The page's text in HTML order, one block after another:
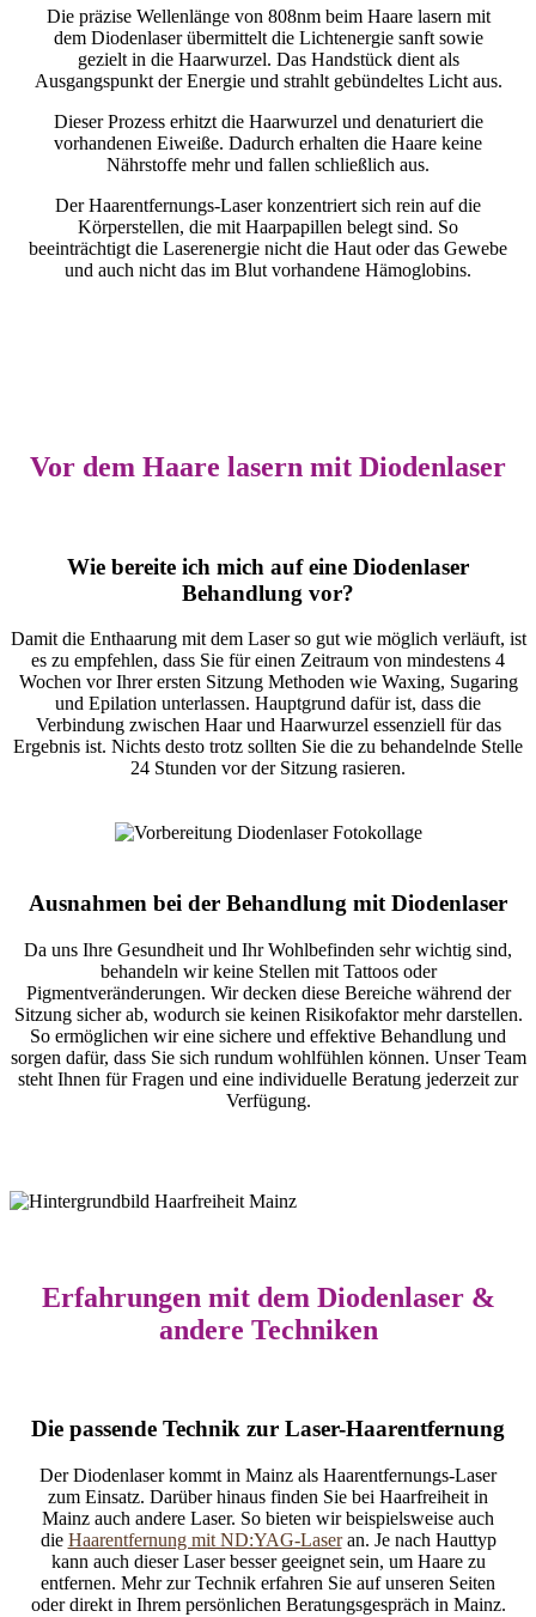
Die präzise Wellenlänge von 808nm beim Haare lasern mit
dem Diodenlaser übermittelt die Lichtenergie sanft sowie
gezielt in die Haarwurzel. Das Handstück dient als
Ausgangspunkt der Energie und strahlt gebündeltes Licht aus.
Dieser Prozess erhitzt die Haarwurzel und denaturiert die
vorhandenen Eiweiße. Dadurch erhalten die Haare keine
Nährstoffe mehr und fallen schließlich aus.
Der Haarentfernungs-Laser konzentriert sich rein auf die
Körperstellen, die mit Haarpapillen belegt sind. So
beeinträchtigt die Laserenergie nicht die Haut oder das Gewebe
und auch nicht das im Blut vorhandene Hämoglobins.
Vor dem Haare lasern mit Diodenlaser
Wie bereite ich mich auf eine Diodenlaser
Behandlung vor?
Damit die Enthaarung mit dem Laser so gut wie möglich verläuft, ist
es zu empfehlen, dass Sie für einen Zeitraum von mindestens 4
Wochen vor Ihrer ersten Sitzung Methoden wie Waxing, Sugaring
und Epilation unterlassen. Hauptgrund dafür ist, dass die
Verbindung zwischen Haar und Haarwurzel essenziell für das
Ergebnis ist. Nichts desto trotz sollten Sie die zu behandelnde Stelle
24 Stunden vor der Sitzung rasieren.
Ausnahmen bei der Behandlung mit Diodenlaser
Da uns Ihre Gesundheit und Ihr Wohlbefinden sehr wichtig sind,
behandeln wir keine Stellen mit Tattoos oder
Pigmentveränderungen. Wir decken diese Bereiche während der
Sitzung sicher ab, wodurch sie keinen Risikofaktor mehr darstellen.
So ermöglichen wir eine sichere und effektive Behandlung und
sorgen dafür, dass Sie sich rundum wohlfühlen können. Unser Team
steht Ihnen für Fragen und eine individuelle Beratung jederzeit zur
Verfügung.
Erfahrungen mit dem Diodenlaser &
andere Techniken
Die passende Technik zur Laser-Haarentfernung
Der Diodenlaser kommt in Mainz als Haarentfernungs-Laser
zum Einsatz. Darüber hinaus finden Sie bei Haarfreiheit in
Mainz auch andere Laser. So bieten wir beispielsweise auch
die Haarentfernung mit ND:YAG-Laseran. Je nach Hauttyp
kann auch dieser Laser besser geeignet sein, um Haare zu
entfernen. Mehr zur Technik erfahren Sie auf unseren Seiten
oder direkt in Ihrem persönlichen Beratungsgespräch in Mainz.